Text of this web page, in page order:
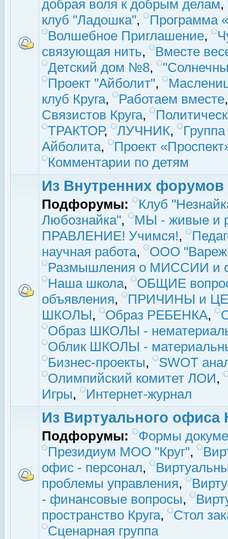
добрая воля к добрым делам,
клуб "Ладошка",
Программа
Волшебное Приглашение,
связующая нить,
Вместе
Детский дом №8,
Проект "Айболит",
клуб Круга, Работаем вместе
Связистов Круга,
ТРАКТОР, ЛУЧНИК,
Айболита,
Проект
Комментарии по детям
Из Внутренних форумов
Подфорумы:
Клуб
Любознайка",
МЫ - живые и
ПРАВЛЕНИЕ! Учимся!,
научная работа,
ООО
Размышления о МИССИИ и
Наша школа,
ОБЩИЕ
объявления,
ПРИЧИНЫ и
ШКОЛЫ, Образ РЕБЕНКА,
Образ ШКОЛЫ -
Облик ШКОЛЫ -
Бизнес-проекты,
SWOT
Олимпийский комитет ЛОИ,
Игры, Интернет-журнал
Из Виртуального офиса
Подфорумы:
Формы
Президиум МОО "Круг",
офис - персонал,
проблемы управления,
- финансовые вопросы,
пространство Круга,
Стол
Сценарная группа